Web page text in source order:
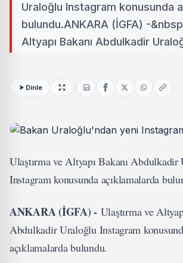
Uraloğlu Instagram konusunda
bulundu.ANKARA (İGFA) -
Altyapı Bakanı Abdulkadir
Dinle
Ulaştırma ve Altyapı Bakanı
Instagram konusunda açıklamalarda
ANKARA (İGFA) - Ulaştırma ve
Abdulkadir Uraloğlu Instagram
açıklamalarda bulundu.